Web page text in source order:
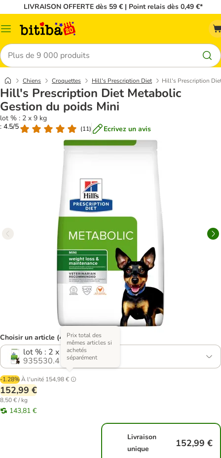
LIVRAISON OFFERTE dès 59 € | Point relais dès 0,49 €*
Menu
Rechercher
Chiens Croquettes Hill's Prescription Diet Hill's Prescription
Hill's Prescription Diet Metabolic
Gestion du poids Mini
lot % : 2 x 9 kg
: 4.5/5
(11) Ecrivez un avis
Choisir un article (4 variantes)
lot % : 2 x 9 kg
935530.4
-1.28%À l'unité 154,98 €
Prix total des
mêmes articles si
achetés
séparément
152,99 €
8,50 € / kg
143,81 €
Livraison
unique
152,99 €